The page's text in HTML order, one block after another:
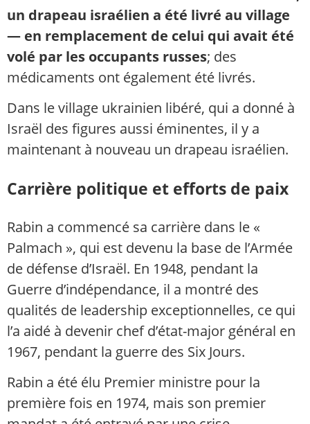
un drapeau israélien a été livré au village
— en remplacement de celui qui avait été
volé par les occupants russes; des
médicaments ont également été livrés.
Dans le village ukrainien libéré, qui a donné à
Israël des figures aussi éminentes, il y a
maintenant à nouveau un drapeau israélien.
Carrière politique et efforts de paix
Rabin a commencé sa carrière dans le «
Palmach », qui est devenu la base de l’Armée
de défense d’Israël. En 1948, pendant la
Guerre d’indépendance, il a montré des
qualités de leadership exceptionnelles, ce qui
l’a aidé à devenir chef d’état-major général en
1967, pendant la guerre des Six Jours.
Rabin a été élu Premier ministre pour la
première fois en 1974, mais son premier